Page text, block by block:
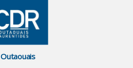
Outaouais